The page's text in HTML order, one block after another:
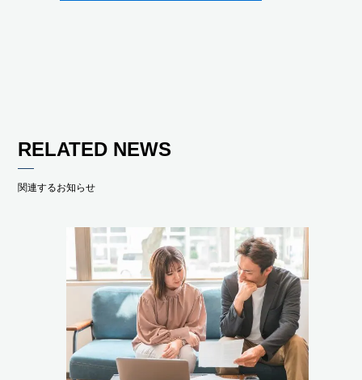
RELATED NEWS
関連するお知らせ